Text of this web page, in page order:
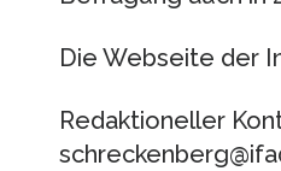
Die Webseite der
Redaktioneller